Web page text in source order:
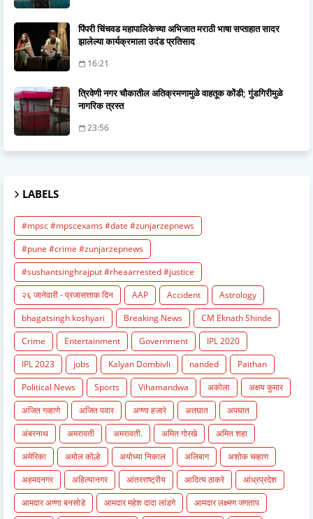
पिंपरी चिंचवड महापालिकेच्या अभिजात मराठी भाषा सप्ताहात सादर
झालेल्या कार्यक्रमाला उदंड प्रतिसाद
16:21
त्रिवेणी नगर चौकातील अतिक्रमणामुळे वाहतूक कोंडी; गुंडगिरीमुळे
नागरिक त्रस्त
23:56
LABELS
#mpsc #mpscexams #date #zunjarzepnews
#pune #crime #zunjarzepnews
#sushantsinghrajput #rheaarrested #justice
२६ जानेवारी - प्रजासत्ताक दिन
AAP Accident
Astrology
bhagatsingh koshyari
Breaking News
CM Eknath Shinde
Crime
Entertainment Government
IPL 2020
IPL 2023
jobs Kalyan Dombivli nanded
Paithan
Political News
Sports Vihamandwa अकोला
अक्षय कुमार
अजित गव्हाणे
अजित पवार अण्णा हजारे अतघात
अपघात
अंबरनाथ
अमरावती अमरावती. अमित गोरखे
अमित शहा
अमेरिका
अमोल कोल्हे अयोध्या निकाल अलिबाग
अशोक चव्हाण
अहमदनगर
अहिल्यानगर आंतरराष्ट्रीय आदित्य ठाकरे
आंध्रप्रदेश
आमदार अण्णा बनसोडे
आमदार महेश दादा लांडगे
आमदार लक्ष्मण जगताप